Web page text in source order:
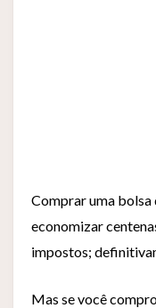
Comprar uma
economizar
impostos;
Mas se você